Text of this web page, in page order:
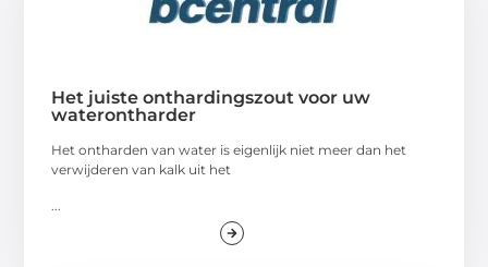
Het juiste onthardingszout voor uw
waterontharder
Het ontharden van water is eigenlijk niet meer dan het
verwijderen van kalk uit het